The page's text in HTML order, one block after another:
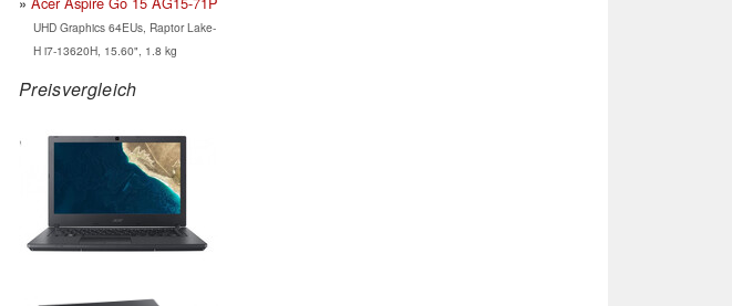
UHD Graphics 64EUs, Raptor Lake-
H i7-13620H, 15.60", 1.8 kg
Preisvergleich